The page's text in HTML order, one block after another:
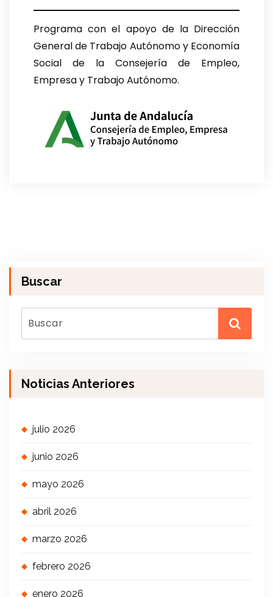
Programa con el apoyo de la Dirección
General de Trabajo Autónomo y Economía
Social de la Consejería de Empleo,
Empresa y Trabajo Autónomo.
Buscar
Noticias Anteriores
julio 2026
junio 2026
mayo 2026
abril 2026
marzo 2026
febrero 2026
enero 2026